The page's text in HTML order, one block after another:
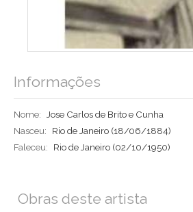
Informações
Nome: Jose Carlos de Brito e Cunha
Nasceu:
Rio de Janeiro (18/06/1884)
Faleceu:
Rio de Janeiro (02/10/1950)
Obras deste artista